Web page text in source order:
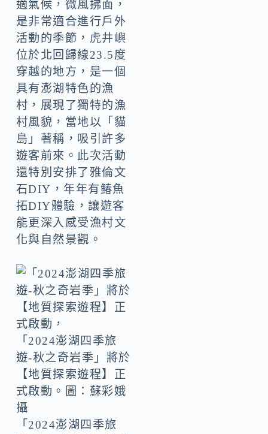
適氣候，微風拂面，
是非常適合進行戶外
活動的季節，虎井嶼
位於北回歸線23.5度
穿越的地方，是一個
具有澎湖特色的漁
村，展現了獨特的漁
村風貌，當地以「貓
島」著稱，吸引許多
遊客前來。此次活動
還特別安排了雅倫文
石DIY，年年有䲠魚
拓DIY體驗，讓遊客
能更深入感受漁村文
化與自然景觀。
「2024澎湖四季旅
遊-秋之奇岩季」將於
【地質探索遊程】正
式啟動。圖：蘇彩娥
攝
「2024澎湖四季旅